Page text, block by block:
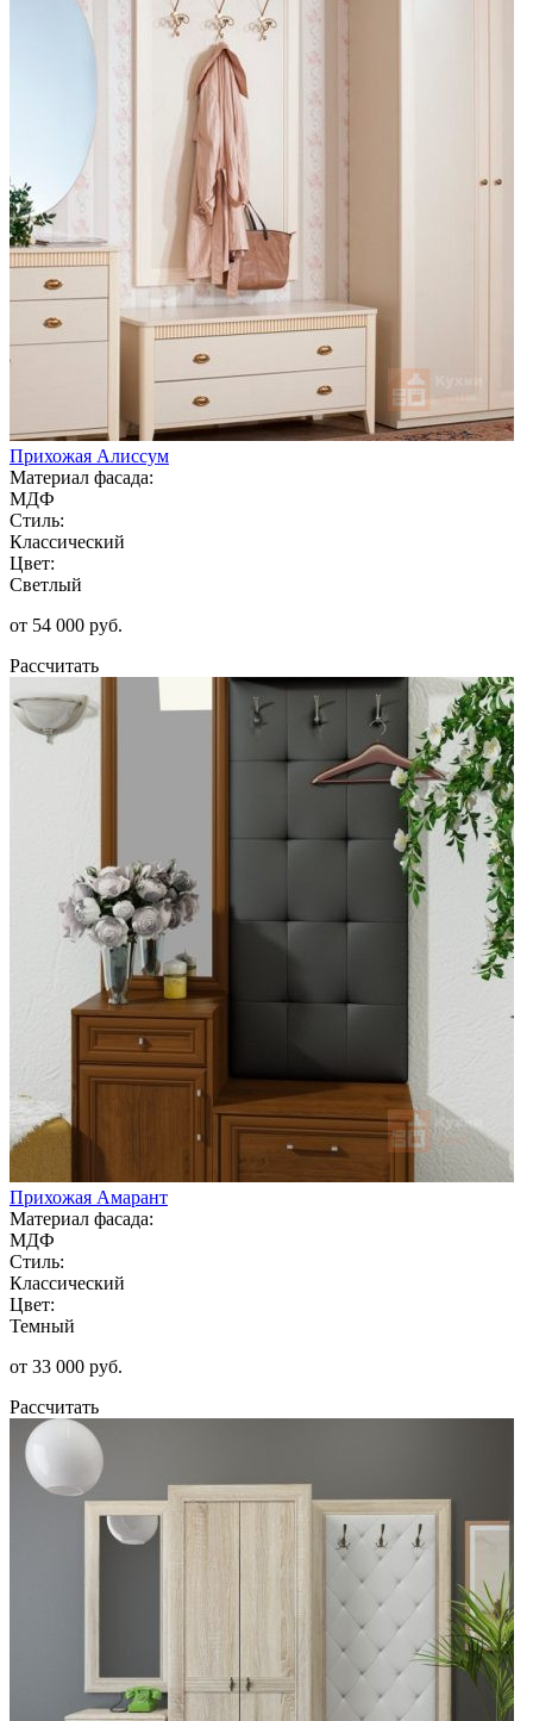
Прихожая Алиссум
Материал фасада:
МДФ
Стиль:
Классический
Цвет:
Светлый
от 54 000 руб.
Рассчитать
Прихожая Амарант
Материал фасада:
МДФ
Стиль:
Классический
Цвет:
Темный
от 33 000 руб.
Рассчитать